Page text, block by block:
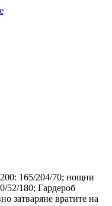
165/204/70; нощни
52/180; Гардероб
затваряне вратите на